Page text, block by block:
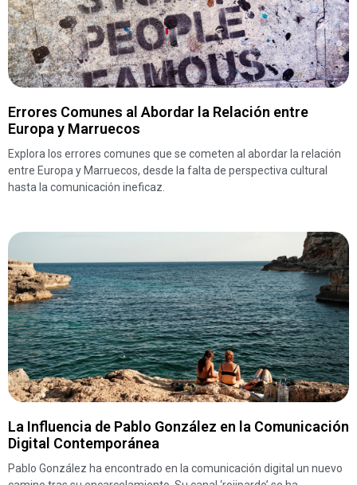
Errores Comunes al Abordar la Relación entre
Europa y Marruecos
Explora los errores comunes que se cometen al abordar la relación
entre Europa y Marruecos, desde la falta de perspectiva cultural
hasta la comunicación ineficaz.
La Influencia de Pablo González en la Comunicación
Digital Contemporánea
Pablo González ha encontrado en la comunicación digital un nuevo